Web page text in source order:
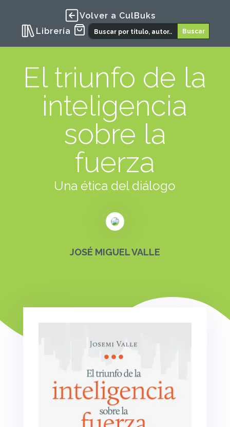
Volver a CulBuks
Librería
El triunfo de la
inteligencia
sobre la
fuerza
Una ética del diálogo
JOSÉ MIGUEL VALLE